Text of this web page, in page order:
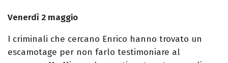
Venerdì 2 maggio
I criminali che cercano Enrico hanno trovato un
escamotage per non farlo testimoniare al